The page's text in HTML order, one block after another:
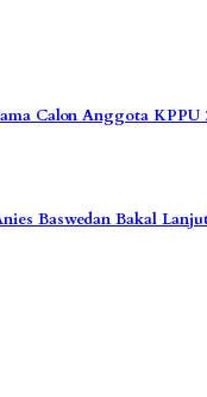
Calon Anggota
Baswedan Bakal